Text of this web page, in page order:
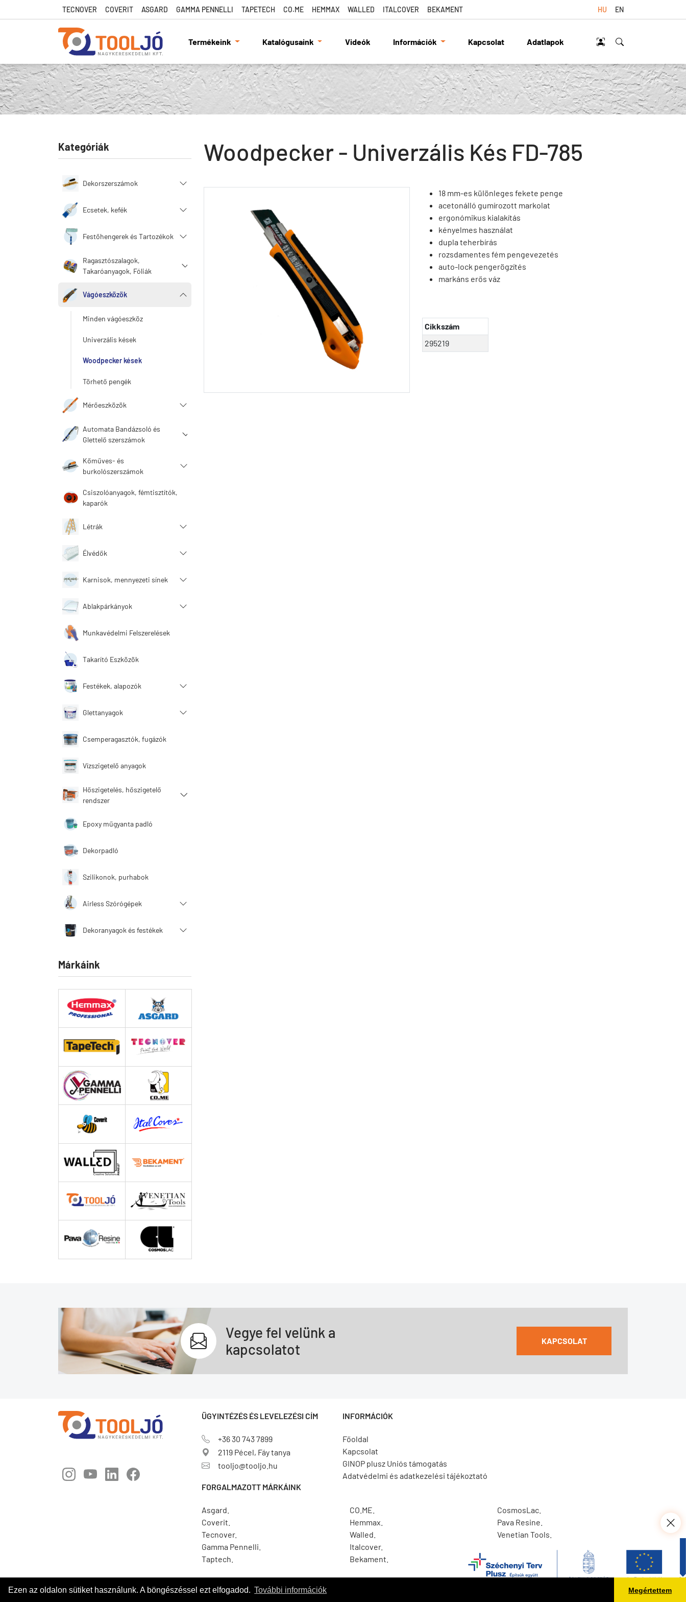
Ezen az oldalon sütiket használunk. A böngészéssel ezt elfogadod. További információk Megértettem
TECNOVER COVERIT ASGARD GAMMA PENNELLI TAPETECH CO.ME HEMMAX WALLED ITALCOVER BEKAMENT HU EN
Tool Jó
Termékeink Katalógusaink Videók Információk Kapcsolat Adatlapok
Kategóriák
Dekorszerszámok
Ecsetek, kefék
Festőhengerek és Tartozékok
Ragasztószalagok,
Takaróanyagok, Fóliák
Vágóeszközök
Minden vágóeszköz
Univerzális kések
Woodpecker kések
Törhető pengék
Mérőeszközök
Automata Bandázsoló és
Glettelő szerszámok
Kőműves- és
burkolószerszámok
Csiszolóanyagok, fémtisztítók,
kaparók
Létrák
Élvédők
Karnisok, mennyezeti sínek
Ablakpárkányok
Munkavédelmi Felszerelések
Takarító Eszközök
Festékek, alapozók
Glettanyagok
Csemperagasztók, fugázók
Vízszigetelő anyagok
Hőszigetelés, hőszigetelő
rendszer
Epoxy műgyanta padló
Dekorpadló
Szilikonok, purhabok
Airless Szórógépek
Dekoranyagok és festékek
Márkáink
Woodpecker - Univerzális Kés FD-785
18 mm-es különleges fekete penge
acetonálló gumírozott markolat
ergonómikus kialakítás
kényelmes használat
dupla teherbírás
rozsdamentes fém pengevezetés
auto-lock pengerögzítés
markáns erős váz
Cikkszám
295219
Vegye fel velünk a
kapcsolatot
KAPCSOLAT
ÜGYINTÉZÉS ÉS LEVELEZÉSI CÍM
+36 30 743 7899
2119 Pécel, Fáy tanya
tooljo@tooljo.hu
INFORMÁCIÓK
Főoldal
Kapcsolat
GINOP plusz Uniós támogatás
Adatvédelmi és adatkezelési tájékoztató
FORGALMAZOTT MÁRKÁINK
Asgard.
Coverit.
Tecnover.
Gamma Pennelli.
Taptech.
CO.ME.
Hemmax.
Walled.
Italcover.
Bekament.
CosmosLac.
Pava Resine.
Venetian Tools.
© 2026. Minden jog fenntartva! |Tool Jó Kft.